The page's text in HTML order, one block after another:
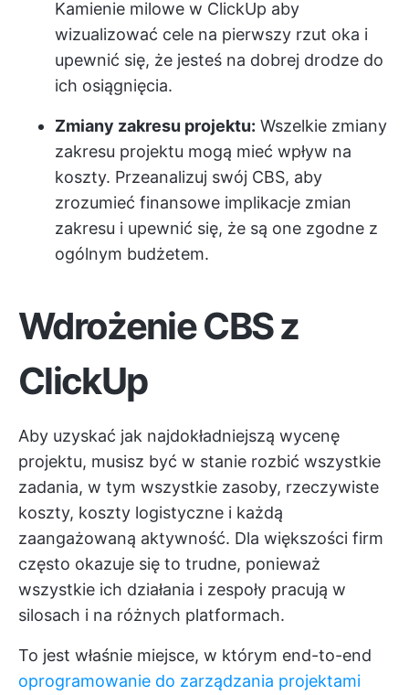
Kamienie milowe w ClickUp aby
wizualizować cele na pierwszy rzut oka i
upewnić się, że jesteś na dobrej drodze do
ich osiągnięcia.
Zmiany zakresu projektu: Wszelkie zmiany
zakresu projektu mogą mieć wpływ na
koszty. Przeanalizuj swój CBS, aby
zrozumieć finansowe implikacje zmian
zakresu i upewnić się, że są one zgodne z
ogólnym budżetem.
Wdrożenie CBS z
ClickUp
Aby uzyskać jak najdokładniejszą wycenę
projektu, musisz być w stanie rozbić wszystkie
zadania, w tym wszystkie zasoby, rzeczywiste
koszty, koszty logistyczne i każdą
zaangażowaną aktywność. Dla większości firm
często okazuje się to trudne, ponieważ
wszystkie ich działania i zespoły pracują w
silosach i na różnych platformach.
To jest właśnie miejsce, w którym end-to-end
oprogramowanie do zarządzania projektami